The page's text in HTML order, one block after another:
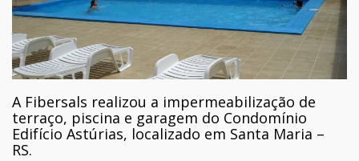
A Fibersals realizou a impermeabilização de
terraço, piscina e garagem do Condomínio
Edifício Astúrias, localizado em Santa Maria –
RS.